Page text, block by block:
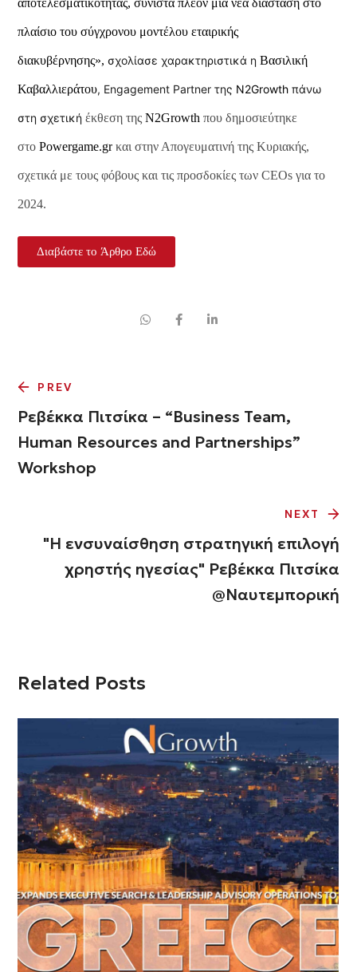
αποτελεσματικότητας, συνιστά πλέον μια νέα διάσταση στο
πλαίσιο του σύγχρονου μοντέλου εταιρικής
διακυβέρνησης»,σχολίασε χαρακτηριστικά η Βασιλική
Καβαλλιεράτου, Engagement Partner της N2Growth πάνω
στη σχετικήέκθεση τηςN2Growth που δημοσιεύτηκε
στοPowergame.gr και στην Απογευματινή της Κυριακής,
σχετικά με τους φόβους και τις προσδοκίες των CEOs για το
2024.
Διαβάστε το Άρθρο Εδώ
PREV
Ρεβέκκα Πιτσίκα – “Business Team,
Human Resources and Partnerships”
Workshop
NEXT
"Η ενσυναίσθηση στρατηγική επιλογή
χρηστής ηγεσίας" Ρεβέκκα Πιτσίκα
@Ναυτεμπορική
Related Posts